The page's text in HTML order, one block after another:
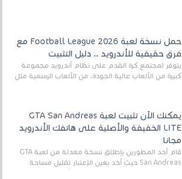
حمل نسخة لعبة Football League 2026 مع
فرق حقيقية للأندرويد .. دليل التثبيت
يتوفر لمجتمع كرة القدم على نظام أندرويد مجموعة
كبيرة من الألعاب عالية الجودة. من الألعاب الرسمية مثل
يمكنك الآن تثبيت لعبة GTA San Andreas
LITE الخفيفة والأصلية على هاتفك الأندرويد
مجانا
قام أحد المطورين بإطلاق نسخة معدلة من لعبة GTA
San Andreas حيث أخد بعين الإعتبار تقليل مساحة